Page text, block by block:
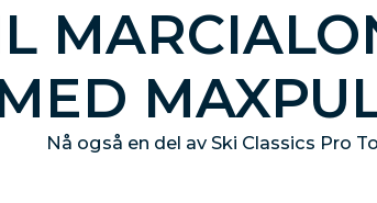
Nå også en del av Ski Classics Pro